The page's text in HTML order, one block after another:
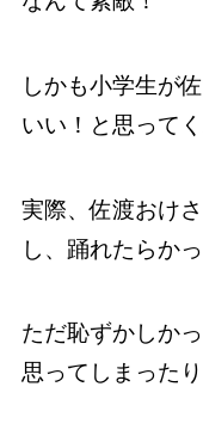
しかも小学生が
いい！と思って
実際、佐渡おけ
し、踊れたらか
ただ恥ずかしか
思ってしまったり